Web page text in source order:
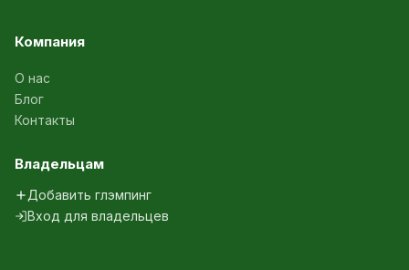
Компания
О нас
Блог
Контакты
Владельцам
Добавить глэмпинг
Вход для владельцев